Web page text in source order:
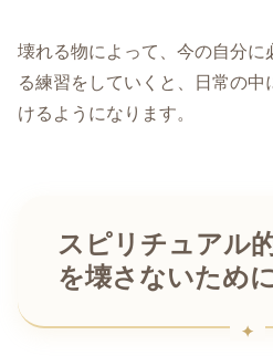
壊れる物によって、今の自分に
る練習をしていくと、日常の
けるようになります。
スピリチュアル
を壊さないため